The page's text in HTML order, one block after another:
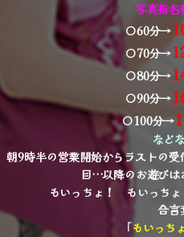
写真指名
〇60分→
〇70分→
〇80分→
〇90分→
〇100分→
など
朝9時半の営業開始からラストの
目…以降のお遊びは
もいっちょ！ もいっち
合言
「もいっち